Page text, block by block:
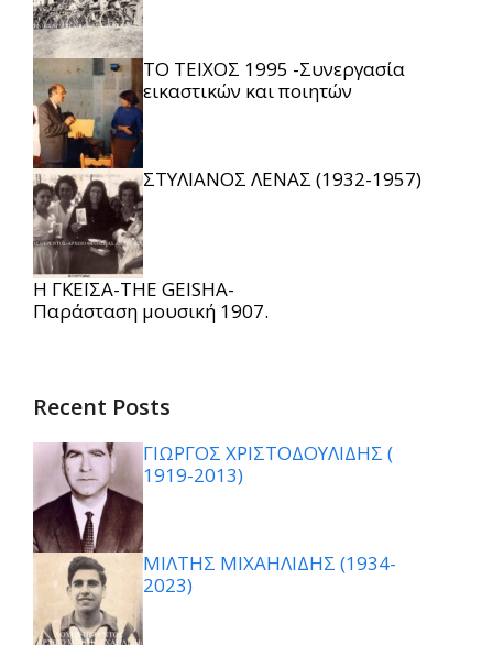
ΤΟ ΤΕΙΧΟΣ 1995 -Συνεργασία
εικαστικών και ποιητών
ΣΤΥΛΙΑΝΟΣ ΛΕΝΑΣ (1932-1957)
Η ΓΚΕΪΣΑ-THE GEISHA-
Παράσταση μουσική 1907.
Recent Posts
ΓΙΩΡΓΟΣ ΧΡΙΣΤΟΔΟΥΛΙΔΗΣ (
1919-2013)
ΜΙΛΤΗΣ ΜΙΧΑΗΛΙΔΗΣ (1934-
2023)